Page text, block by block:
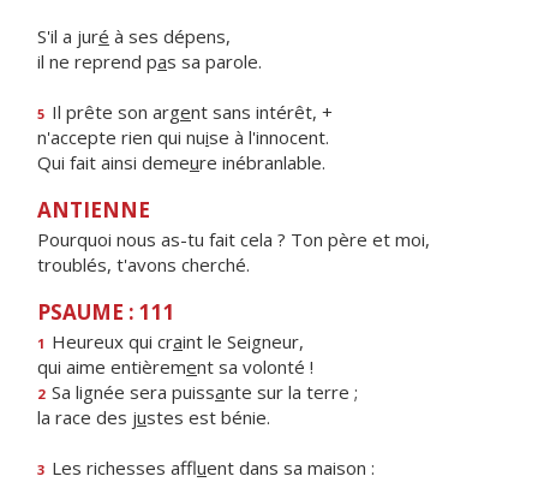
S'il a juré à ses dépens,
il ne reprend pas sa parole.
5 Il prête son argent sans intérêt, +
n'accepte rien qui nuise à l'innocent.
Qui fait ainsi demeure inébranlable.
ANTIENNE
Pourquoi nous as-tu fait cela ? Ton père et moi,
troublés, t'avons cherché.
PSAUME : 111
1 Heureux qui craint le Seigneur,
qui aime entièrement sa volonté !
2 Sa lignée sera puissante sur la terre ;
la race des justes est bénie.
3 Les richesses affluent dans sa maison :